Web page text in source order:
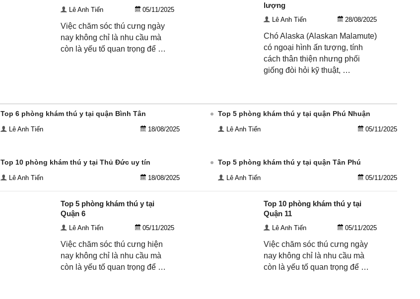
Lê Anh Tiến 05/11/2025
Việc chăm sóc thú cưng ngày
nay không chỉ là nhu cầu mà
còn là yếu tố quan trọng để …
lượng
Lê Anh Tiến 28/08/2025
Chó Alaska (Alaskan Malamute)
có ngoại hình ấn tượng, tính
cách thân thiện nhưng phối
giống đòi hỏi kỹ thuật, …
Top 6 phòng khám thú y tại quận Bình Tân
Lê Anh Tiến 18/08/2025
Top 5 phòng khám thú y tại quận Phú Nhuận
Lê Anh Tiến 05/11/2025
Top 10 phòng khám thú y tại Thủ Đức uy tín
Lê Anh Tiến 18/08/2025
Top 5 phòng khám thú y tại quận Tân Phú
Lê Anh Tiến 05/11/2025
Top 5 phòng khám thú y tại
Quận 6
Lê Anh Tiến 05/11/2025
Việc chăm sóc thú cưng hiện
nay không chỉ là nhu cầu mà
còn là yếu tố quan trọng để …
Top 10 phòng khám thú y tại
Quận 11
Lê Anh Tiến 05/11/2025
Việc chăm sóc thú cưng ngày
nay không chỉ là nhu cầu mà
còn là yếu tố quan trọng để …